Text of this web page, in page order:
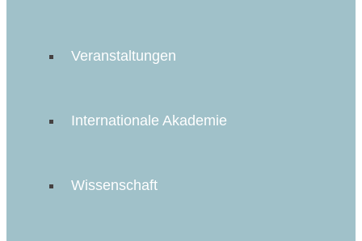
Veranstaltungen
Internationale Akademie
Wissenschaft